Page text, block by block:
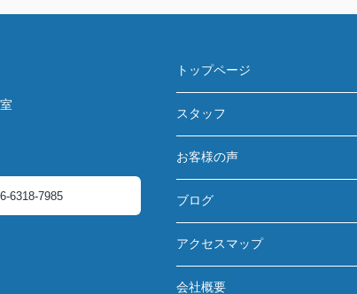
6318-7985
トップページ
スタッフ
お客様の声
ブログ
アクセスマップ
会社概要